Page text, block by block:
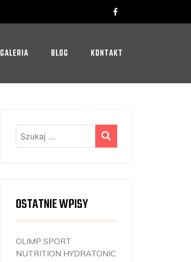
GALERIA BLOG KONTAKT
OSTATNIE WPISY
OLIMP SPORT
NUTRITION HYDRATONIC